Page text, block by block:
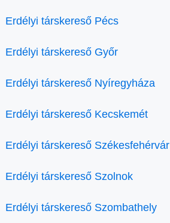
Erdélyi társkereső Pécs
Erdélyi társkereső Győr
Erdélyi társkereső Nyíregyháza
Erdélyi társkereső Kecskemét
Erdélyi társkereső Székesfehérvár
Erdélyi társkereső Szolnok
Erdélyi társkereső Szombathely